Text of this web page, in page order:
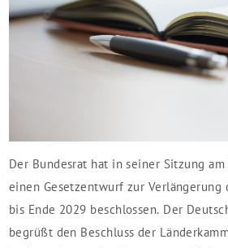
Der Bundesrat hat in seiner Sitzung am
einen Gesetzentwurf zur Verlängerung
bis Ende 2029 beschlossen. Der
begrüßt den Beschluss der